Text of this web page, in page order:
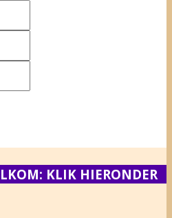
KLIK HIERONDER